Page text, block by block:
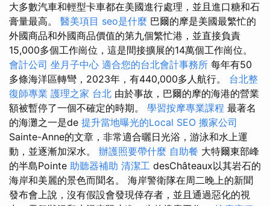
大多數汽車和輕型卡車都在美國進行處理，並且進口糖和石
膏量最高。 醫美項目 seo是什麼 巴爾的摩是美國最繁忙的
外國商品和外國商品價值的第九個繁忙港，並直接負責
15,000多個工作崗位，這是間接擴展的14萬個工作崗位。
會計公司 坐月子中心 適合您的台北會計事務所 每年有50
多條海洋區轉彎，2023年，有440,000多人航行。 台北整
復師專業 護理之家 台北 由於事故，巴爾的摩的海港的營業
額被暫停了一個不確定的時期。 學習按摩專業課程 最著名
的海灘之一是de 提升當地曝光的Local SEO 搬家公司
Sainte-Anne的文章，非常適合曬日光浴，游泳和水上運
動，並逐漸加深水。 辦護照要帶什麼 自助餐 大特爾東部峰
的半島Pointe 助聽器補助 清潔工 desChâteaux以其岩石的
海岸和美麗的景色而聞名。 海岸警衛隊在周二晚上的新聞
發布會上說，沒有假設會發現倖存者，並且通過惡化的視